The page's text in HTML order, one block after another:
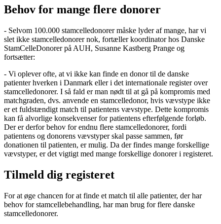
Behov for mange flere donorer
- Selvom 100.000 stamcelledonorer måske lyder af mange, har vi
slet ikke stamcelledonorer nok, fortæller koordinator hos Danske
StamCelleDonorer på AUH, Susanne Kastberg Prange og
fortsætter:
- Vi oplever ofte, at vi ikke kan finde en donor til de danske
patienter hverken i Danmark eller i det internationale register over
stamcelledonorer. I så fald er man nødt til at gå på kompromis med
matchgraden, dvs. anvende en stamcelledonor, hvis vævstype ikke
er et fuldstændigt match til patientens vævstype. Dette kompromis
kan få alvorlige konsekvenser for patientens efterfølgende forløb.
Der er derfor behov for endnu flere stamcelledonorer, fordi
patientens og donorens vævstyper skal passe sammen, før
donationen til patienten, er mulig. Da der findes mange forskellige
vævstyper, er det vigtigt med mange forskellige donorer i registeret.
Tilmeld dig registeret
For at øge chancen for at finde et match til alle patienter, der har
behov for stamcellebehandling, har man brug for flere danske
stamcelledonorer.